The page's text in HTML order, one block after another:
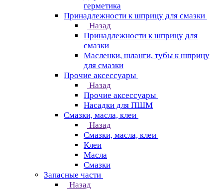
герметика
Принадлежности к шприцу для смазки
Назад
Принадлежности к шприцу для
смазки
Масленки, шланги, тубы к шприцу
для смазки
Прочие аксессуары
Назад
Прочие аксессуары
Насадки для ПШМ
Смазки, масла, клеи
Назад
Смазки, масла, клеи
Клеи
Масла
Смазки
Запасные части
Назад